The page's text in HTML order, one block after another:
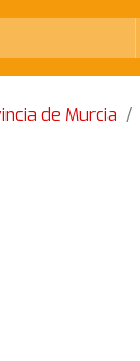
de Murcia